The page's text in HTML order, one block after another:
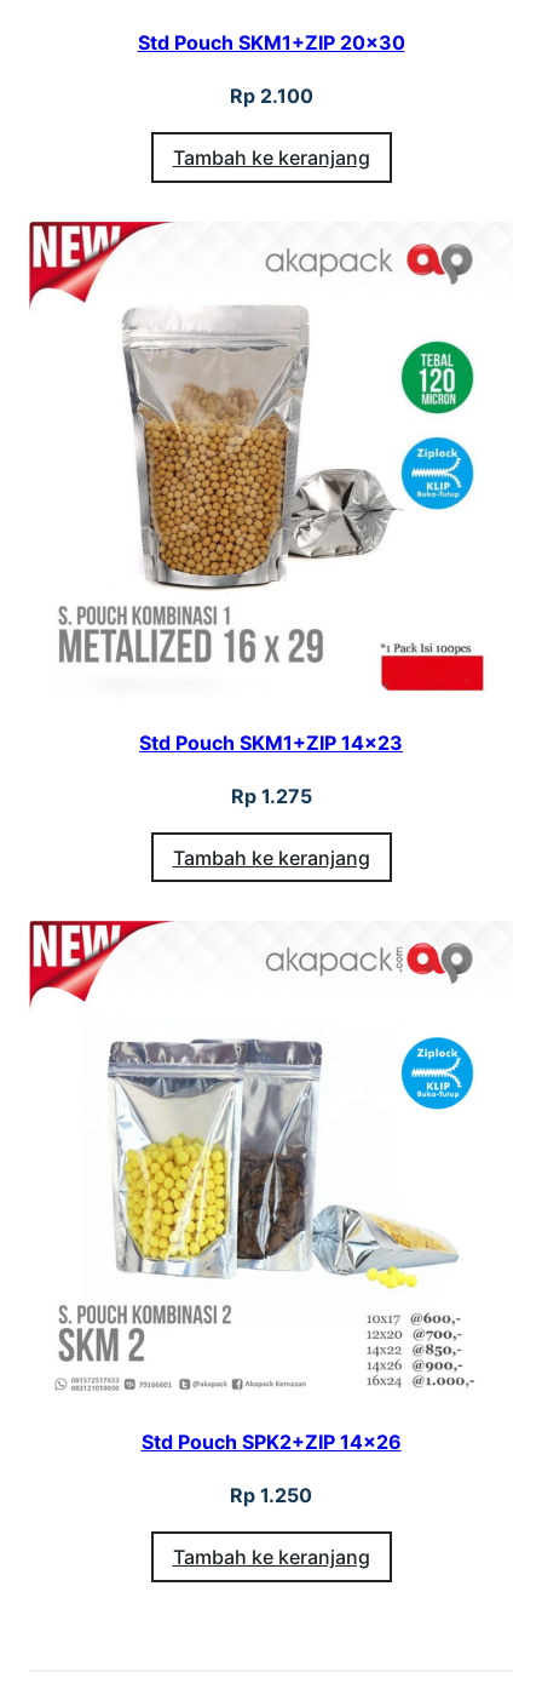
Std Pouch SKM1+ZIP 20×30
Rp2.100
Tambah ke keranjang
Std Pouch SKM1+ZIP 14×23
Rp1.275
Tambah ke keranjang
Std Pouch SPK2+ZIP 14×26
Rp 1.250
Tambah ke keranjang